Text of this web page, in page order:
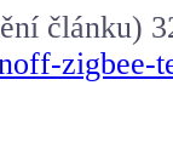
článku)